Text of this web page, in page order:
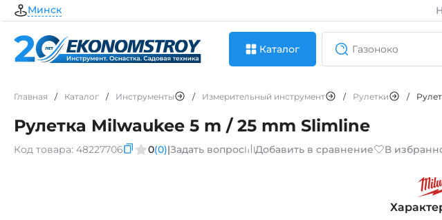
Минск
Каталог
Главная / Каталог / Инструменты / Измерительный инструмент / Рулетки /
Рулетка Milwaukee 5 m / 25 mm Slimline
Код товара: 48227706 0(0)|Задать вопрос Добавить в сравнение В